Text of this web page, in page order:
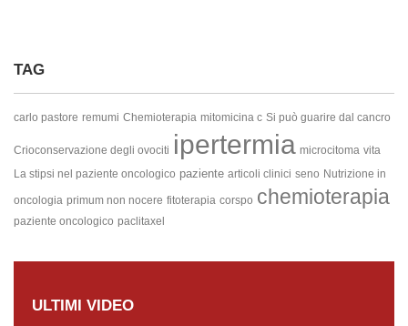
TAG
carlo pastore remumi Chemioterapia mitomicina c Si può guarire dal cancro
Crioconservazione degli ovociti ipertermia microcitoma vita
La stipsi nel paziente oncologico paziente articoli clinici seno Nutrizione in
oncologia primum non nocere fitoterapia corspo chemioterapia
paziente oncologico paclitaxel
ULTIMI VIDEO